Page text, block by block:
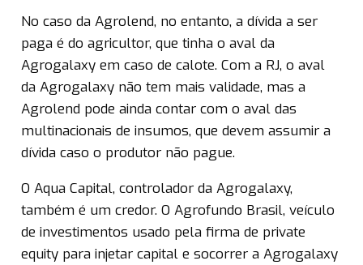
No caso da Agrolend, no entanto, a dívida a ser
paga é do agricultor, que tinha o aval da
Agrogalaxy em caso de calote. Com a RJ, o aval
da Agrogalaxy não tem mais validade, mas a
Agrolend pode ainda contar com o aval das
multinacionais de insumos, que devem assumir a
dívida caso o produtor não pague.
O Aqua Capital, controlador da Agrogalaxy,
também é um credor. O Agrofundo Brasil, veículo
de investimentos usado pela firma de private
equity para injetar capital e socorrer a Agrogalaxy